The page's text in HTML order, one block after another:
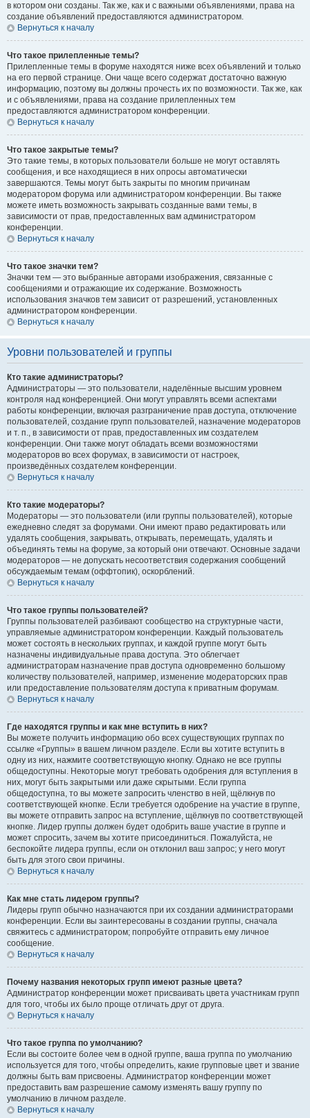
в котором они созданы. Так же, как и с важными объявлениями, права на
создание объявлений предоставляются администратором.
Вернуться к началу
Что такое прилепленные темы?
Прилепленные темы в форуме находятся ниже всех объявлений и только
на его первой странице. Они чаще всего содержат достаточно важную
информацию, поэтому вы должны прочесть их по возможности. Так же, как
и с объявлениями, права на создание прилепленных тем
предоставляются администратором конференции.
Вернуться к началу
Что такое закрытые темы?
Это такие темы, в которых пользователи больше не могут оставлять
сообщения, и все находящиеся в них опросы автоматически
завершаются. Темы могут быть закрыты по многим причинам
модератором форума или администратором конференции. Вы также
можете иметь возможность закрывать созданные вами темы, в
зависимости от прав, предоставленных вам администратором
конференции.
Вернуться к началу
Что такое значки тем?
Значки тем — это выбранные авторами изображения, связанные с
сообщениями и отражающие их содержание. Возможность
использования значков тем зависит от разрешений, установленных
администратором конференции.
Вернуться к началу
Уровни пользователей и группы
Кто такие администраторы?
Администраторы — это пользователи, наделённые высшим уровнем
контроля над конференцией. Они могут управлять всеми аспектами
работы конференции, включая разграничение прав доступа, отключение
пользователей, создание групп пользователей, назначение модераторов
и т. п., в зависимости от прав, предоставленных им создателем
конференции. Они также могут обладать всеми возможностями
модераторов во всех форумах, в зависимости от настроек,
произведённых создателем конференции.
Вернуться к началу
Кто такие модераторы?
Модераторы — это пользователи (или группы пользователей), которые
ежедневно следят за форумами. Они имеют право редактировать или
удалять сообщения, закрывать, открывать, перемещать, удалять и
объединять темы на форуме, за который они отвечают. Основные задачи
модераторов — не допускать несоответствия содержания сообщений
обсуждаемым темам (оффтопик), оскорблений.
Вернуться к началу
Что такое группы пользователей?
Группы пользователей разбивают сообщество на структурные части,
управляемые администратором конференции. Каждый пользователь
может состоять в нескольких группах, и каждой группе могут быть
назначены индивидуальные права доступа. Это облегчает
администраторам назначение прав доступа одновременно большому
количеству пользователей, например, изменение модераторских прав
или предоставление пользователям доступа к приватным форумам.
Вернуться к началу
Где находятся группы и как мне вступить в них?
Вы можете получить информацию обо всех существующих группах по
ссылке «Группы» в вашем личном разделе. Если вы хотите вступить в
одну из них, нажмите соответствующую кнопку. Однако не все группы
общедоступны. Некоторые могут требовать одобрения для вступления в
них, могут быть закрытыми или даже скрытыми. Если группа
общедоступна, то вы можете запросить членство в ней, щёлкнув по
соответствующей кнопке. Если требуется одобрение на участие в группе,
вы можете отправить запрос на вступление, щёлкнув по соответствующей
кнопке. Лидер группы должен будет одобрить ваше участие в группе и
может спросить, зачем вы хотите присоединиться. Пожалуйста, не
беспокойте лидера группы, если он отклонил ваш запрос; у него могут
быть для этого свои причины.
Вернуться к началу
Как мне стать лидером группы?
Лидеры групп обычно назначаются при их создании администраторами
конференции. Если вы заинтересованы в создании группы, сначала
свяжитесь с администратором; попробуйте отправить ему личное
сообщение.
Вернуться к началу
Почему названия некоторых групп имеют разные цвета?
Администратор конференции может присваивать цвета участникам групп
для того, чтобы их было проще отличать друг от друга.
Вернуться к началу
Что такое группа по умолчанию?
Если вы состоите более чем в одной группе, ваша группа по умолчанию
используется для того, чтобы определить, какие групповые цвет и звание
должны быть вам присвоены. Администратор конференции может
предоставить вам разрешение самому изменять вашу группу по
умолчанию в личном разделе.
Вернуться к началу